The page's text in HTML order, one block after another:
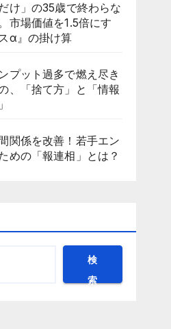
け」の35歳で終わらな
市場価値を1.5倍にす
α』の掛け算
プット過多で燃え尽き
、「捨て方」と「情報
関係を改善！若手エン
めの「報連相」とは？
検
索